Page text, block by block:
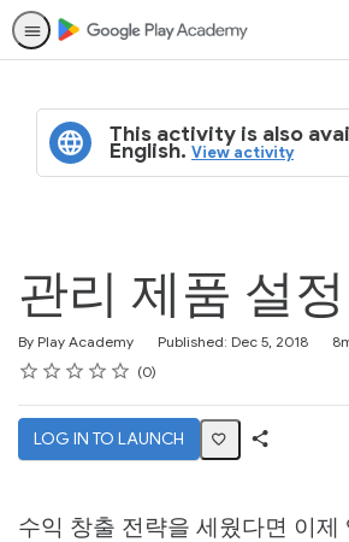
This activity is also
English.View activity
관리 제품 설정
By Play Academy Published: Dec 5, 2018
Duration
Difficulty
Rating
1 star
2 stars
3 stars
4 stars
5 stars
Average rating: 0 0
No reviews
LOG IN TO LAUNCH
수익 창출 전략을 세웠다면 이제